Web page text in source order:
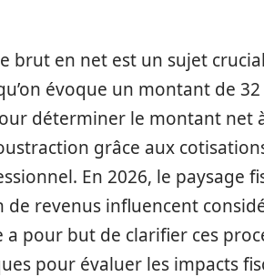
brut en net est un sujet
évoque un montant de
déterminer le montant net
grâce aux
En 2026, le paysage
revenus influencent
pour but de clarifier ces
pour évaluer les impacts